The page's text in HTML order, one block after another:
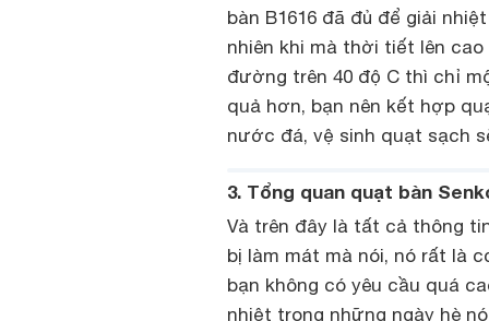
bàn B1616 đã đủ để giải
nhiên khi mà thời tiết lên
đường trên 40 độ C thì chỉ
quả hơn, bạn nên kết hợp
nước đá, vệ sinh quạt sạch
3. Tổng quan quạt bàn
Và trên đây là tất cả thông
bị làm mát mà nói, nó rất là
bạn không có yêu cầu quá
nhiệt trong những ngày hè